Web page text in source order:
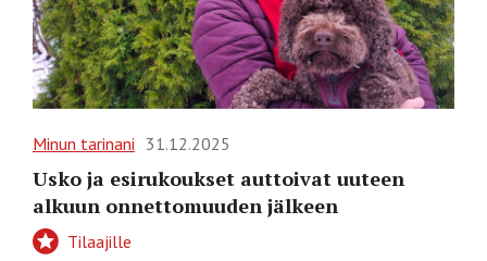
Minun tarinani 31.12.2025
Usko ja esirukoukset auttoivat uuteen
alkuun onnettomuuden jälkeen
Tilaajille